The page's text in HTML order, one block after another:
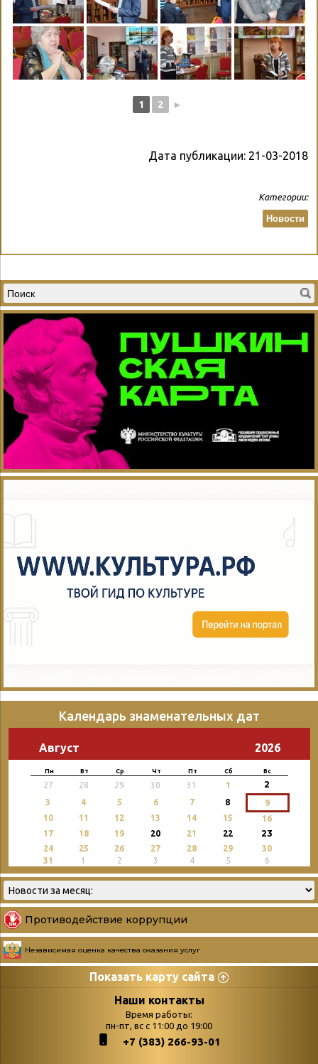
1 2 ►
Дата публикации: 21-03-2018
Категории:
Новости
Календарь знаменательных дат
Август 2026
Пн Вт Ср Чт Пт Сб Вс
27 28 29 30 31 1 2
3 4 5 6 7 8
9
10
11 12 13 14 15
16
17
18 19 20 21 22 23
24 25 26 27 28 29
30
31
1 2 3 4 5 6
Противодействие коррупции
Независимая оценка качества оказания услуг
Показать карту сайта
Страницы
podvedenie-itogov-festivalya-
поступлений
Наши контакты
Время работы:
пн-пт, вс с 11:00 до 19:00
+7 (383) 266-93-01